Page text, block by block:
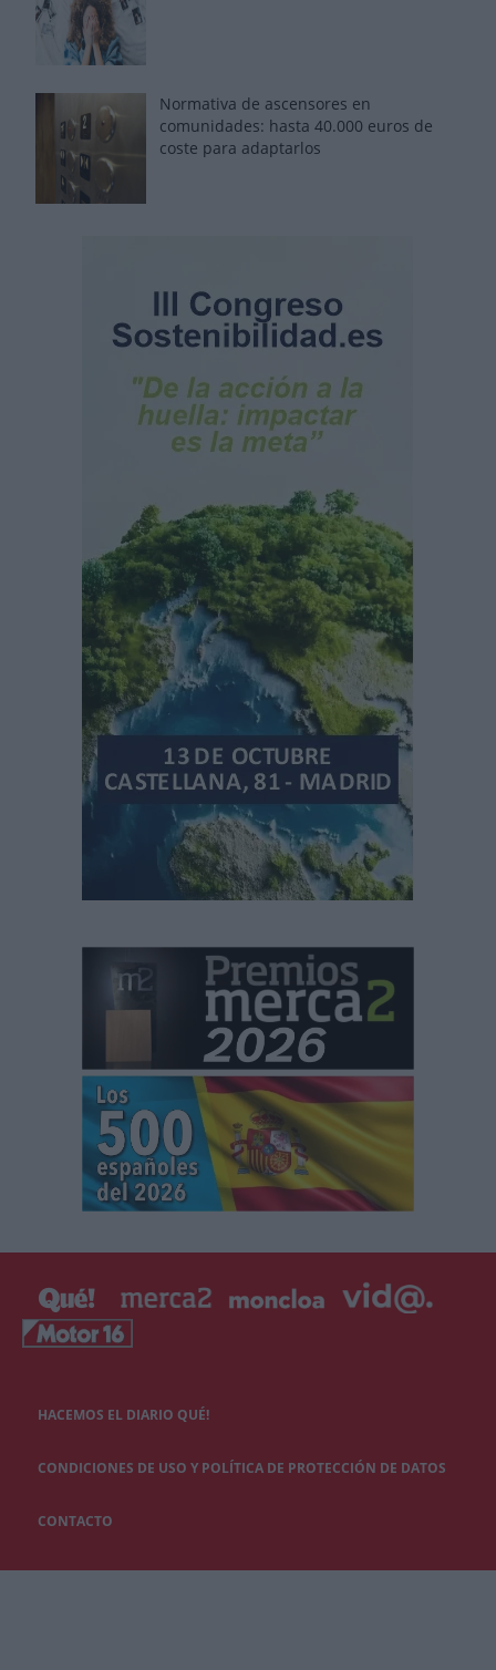
Normativa de ascensores en
comunidades: hasta 40.000 euros de
coste para adaptarlos
HACEMOS EL DIARIO QUÉ!
CONDICIONES DE USO Y POLÍTICA DE PROTECCIÓN DE DATOS
CONTACTO